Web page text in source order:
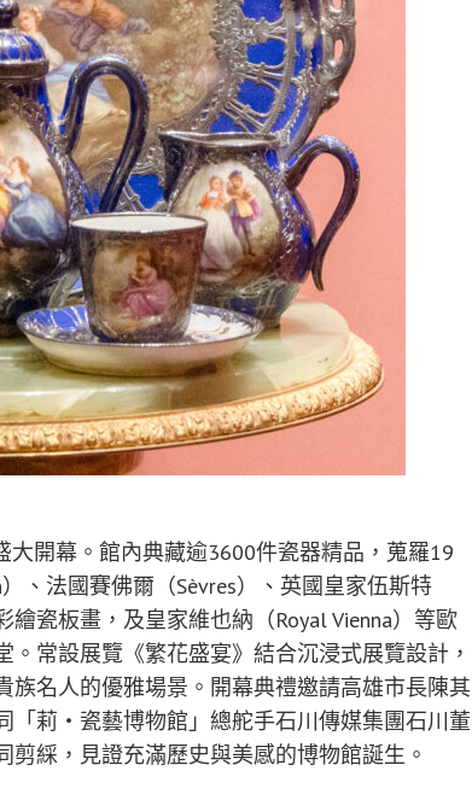
大開幕。館內典藏逾3600件瓷器精品，蒐羅19
、法國賽佛爾（Sèvres）、英國皇家伍斯特
繪瓷板畫，及皇家維也納（Royal Vienna）等歐
常設展覽《繁花盛宴》結合沉浸式展覽設計，
名人的優雅場景。開幕典禮邀請高雄市長陳其
「莉‧瓷藝博物館」總舵手石川傳媒集團石川董
綵，見證充滿歷史與美感的博物館誕生。